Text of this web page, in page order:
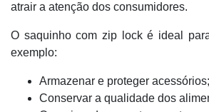
atrair a atenção dos consumidores.
O saquinho com zip lock é ideal
exemplo:
Armazenar e proteger acessórios;
Conservar a qualidade dos